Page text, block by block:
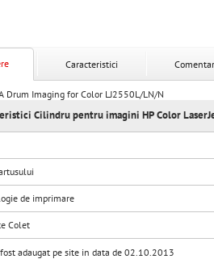
Caracteristici
Drum Imaging for Color LJ2550L/LN/N
Cilindru pentru imagini HP Color
de imprimare
Colet
adaugat pe site in data de 02.10.2013